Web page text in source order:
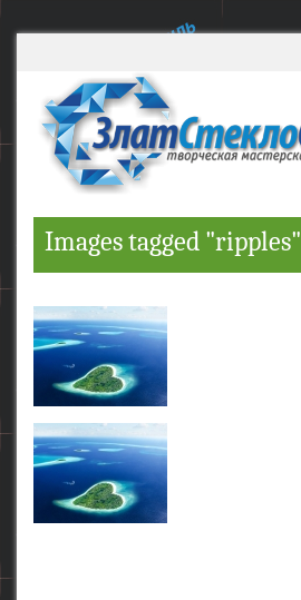
Images tagged "ripples"